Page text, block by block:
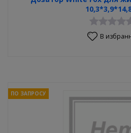
В
ПО ЗАПРОСУ